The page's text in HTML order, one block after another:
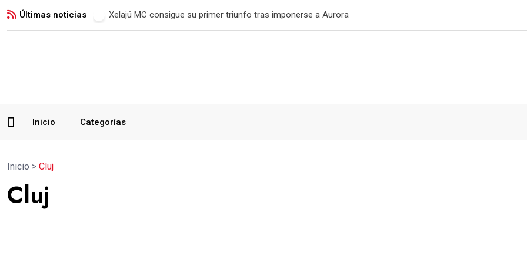
Últimas noticias Xelajú MC consigue su primer triunfo tras imponerse a Aurora
Inicio Categorías
Inicio > Cluj
Cluj